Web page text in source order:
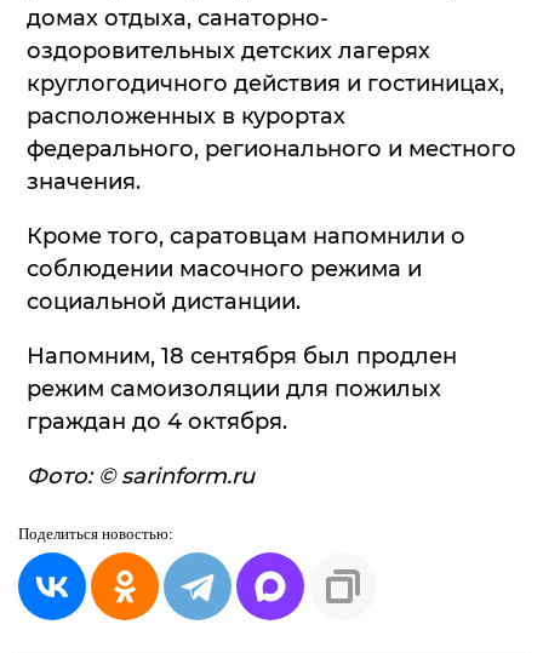
домах отдыха, санаторно-
оздоровительных детских лагерях
круглогодичного действия и гостиницах,
расположенных в курортах
федерального, регионального и местного
значения.
Кроме того, саратовцам напомнили о
соблюдении масочного режима и
социальной дистанции.
Напомним, 18 сентября был продлен
режим самоизоляции для пожилых
граждан до 4 октября.
Фото: © sarinform.ru
Поделиться новостью: